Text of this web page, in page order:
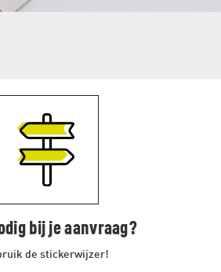
bij je aanvraag?
de stickerwijzer!